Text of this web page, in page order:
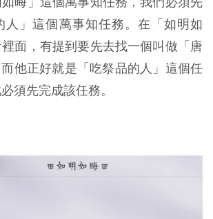
人」這個萬事知任務。在「如明如
面，有提到要先去找一個叫做「唐
他正好就是「吃祭品的人」這個任
須先完成該任務。